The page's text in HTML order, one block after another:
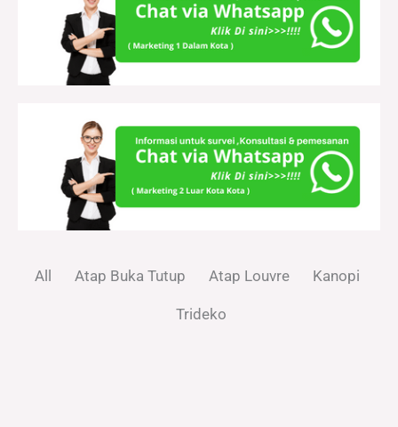
All Atap Buka Tutup Atap Louvre Kanopi
Trideko